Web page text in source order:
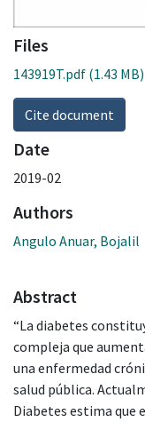
Files
143919T.pdf (1.43 MB)
Cite document
Date
2019-02
Authors
Angulo Anuar, Bojalil
Abstract
“La diabetes
compleja que
una enfermedad
salud pública.
Diabetes estima que